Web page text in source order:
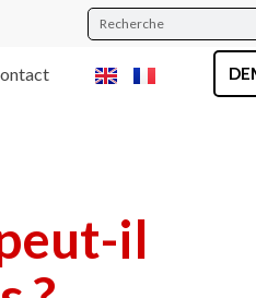
il